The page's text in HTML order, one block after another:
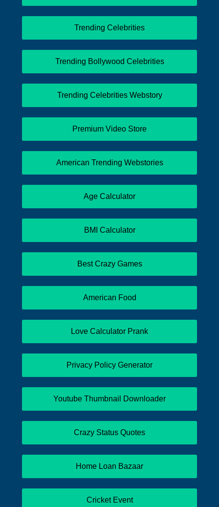
Trending Celebrities
Trending Bollywood Celebrities
Trending Celebrities Webstory
Premium Video Store
American Trending Webstories
Age Calculator
BMI Calculator
Best Crazy Games
American Food
Love Calculator Prank
Privacy Policy Generator
Youtube Thumbnail Downloader
Crazy Status Quotes
Home Loan Bazaar
Cricket Event